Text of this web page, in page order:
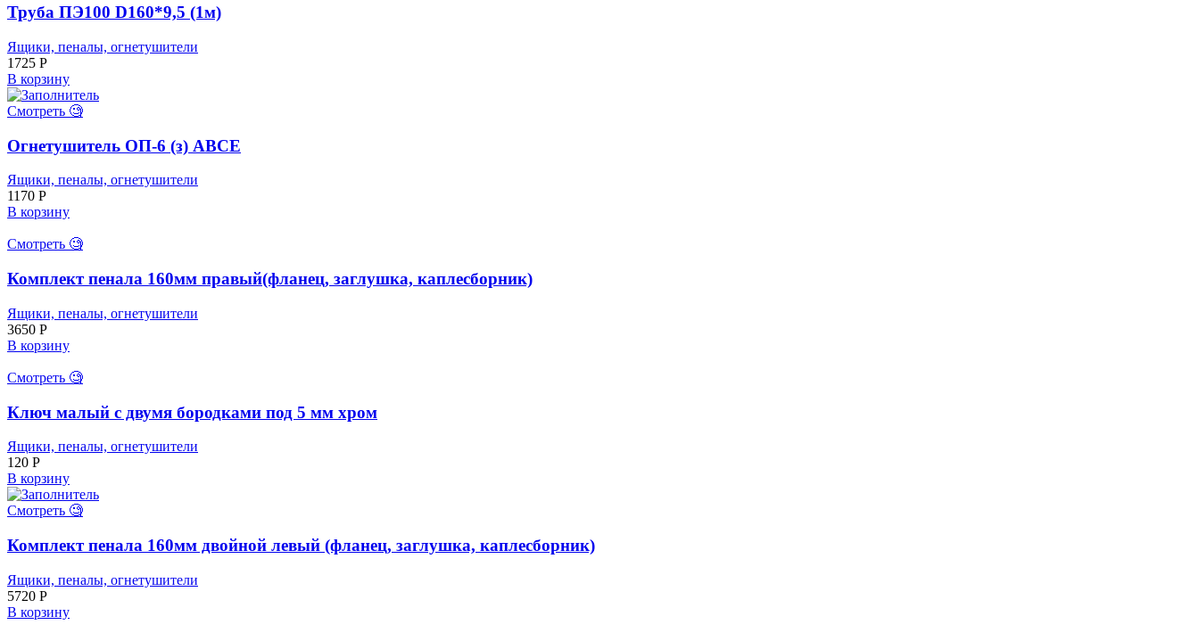
Труба ПЭ100 D160*9,5 (1м)
Ящики, пеналы, огнетушители
1725 Р
В корзину
Смотреть 🧐
Огнетушитель ОП-6 (з) АВСЕ
Ящики, пеналы, огнетушители
1170 Р
В корзину
Смотреть 🧐
Комплект пенала 160мм правый(фланец, заглушка, каплесборник)
Ящики, пеналы, огнетушители
3650 Р
В корзину
Смотреть 🧐
Ключ малый с двумя бородками под 5 мм хром
Ящики, пеналы, огнетушители
120 Р
В корзину
Смотреть 🧐
Комплект пенала 160мм двойной левый (фланец, заглушка, каплесборник)
Ящики, пеналы, огнетушители
5720 Р
В корзину